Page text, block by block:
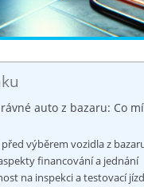
auto z bazaru: Co
výběrem vozidla z
financování a jednání
na inspekci a testovací